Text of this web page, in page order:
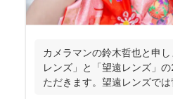
カメラマンの鈴木哲也と申
レンズ」と「望遠レンズ」
ただきます。望遠レンズで